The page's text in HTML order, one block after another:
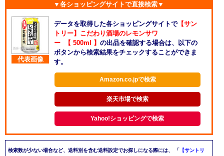
▼各ショッピングサイトで直接検索▼
代表画像
データを取得した各ショッピングサイトで【サン
トリー】こだわり酒場のレモンサワ
ー 【 500ml 】 の出品を確認する場合は、以下の
ボタンから検索結果をチェックすることができま
す。
Amazon.co.jpで検索
楽天市場で検索
Yahoo!ショッピングで検索
検索数が少ない場合など、送料別を含む送料設定でお探しになる際には、 「 【サントリ